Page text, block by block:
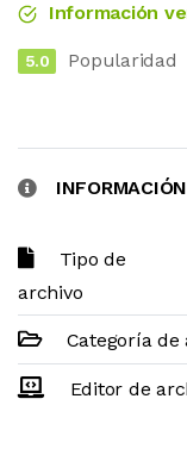
Información
5.0 Popularidad
Tipo de
archivo
Categoría de
Editor de